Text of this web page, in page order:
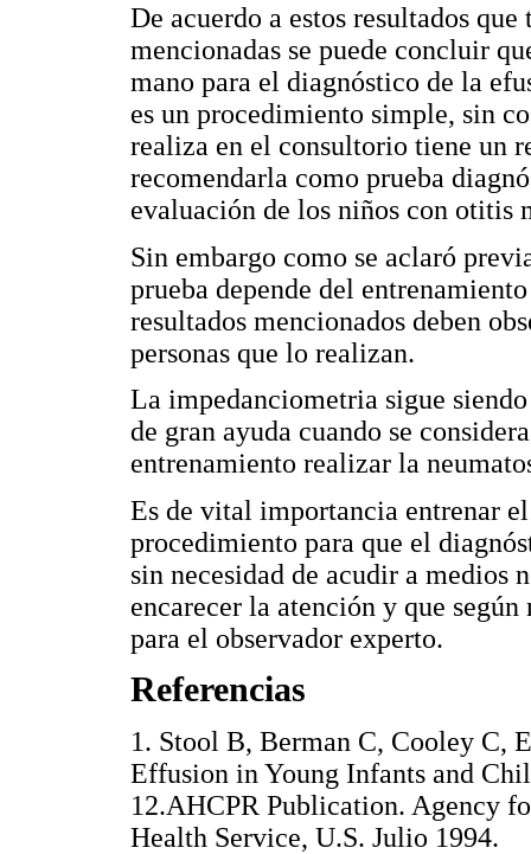
De acuerdo a estos resultados
mencionadas se puede concluir
mano para el diagnóstico de la
es un procedimiento simple, sin
realiza en el consultorio tiene un
recomendarla como prueba
evaluación de los niños con otitis
Sin embargo como se aclaró
prueba depende del
resultados mencionados deben
personas que lo realizan.
La impedanciometria sigue
de gran ayuda cuando se
entrenamiento realizar la
Es de vital importancia entrenar
procedimiento para que el
sin necesidad de acudir a medios
encarecer la atención y que
para el observador experto.
Referencias
1. Stool B, Berman C, Cooley C,
Effusion in Young Infants and
12.AHCPR Publication. Agency
Health Service, U.S. Julio